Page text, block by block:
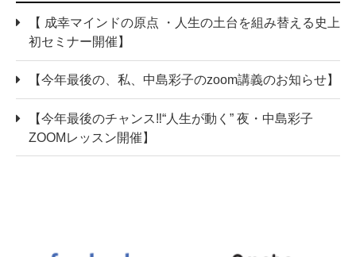
【 成幸マインドの原点 ・人生の土台を組み替える史上
初セミナー開催】
【今年最後の、私、中島彩子のzoom講義のお知らせ】
【今年最後のチャンス‼“人生が動く” 夜・中島彩子
ZOOMレッスン開催】